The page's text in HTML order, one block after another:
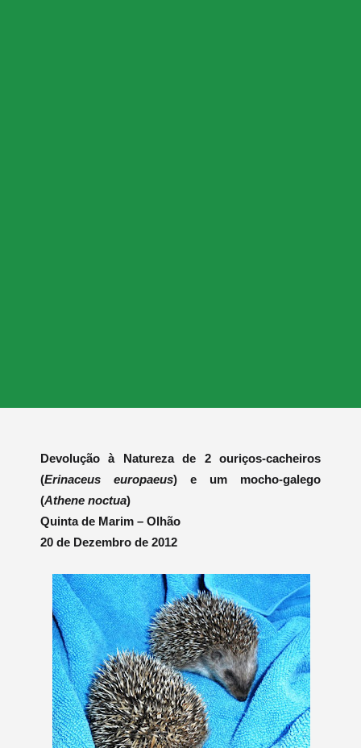
Devolução à Natureza de 2 ouriços-cacheiros
(Erinaceus europaeus) e um mocho-galego
(Athene noctua)
Quinta de Marim – Olhão
20 de Dezembro de 2012